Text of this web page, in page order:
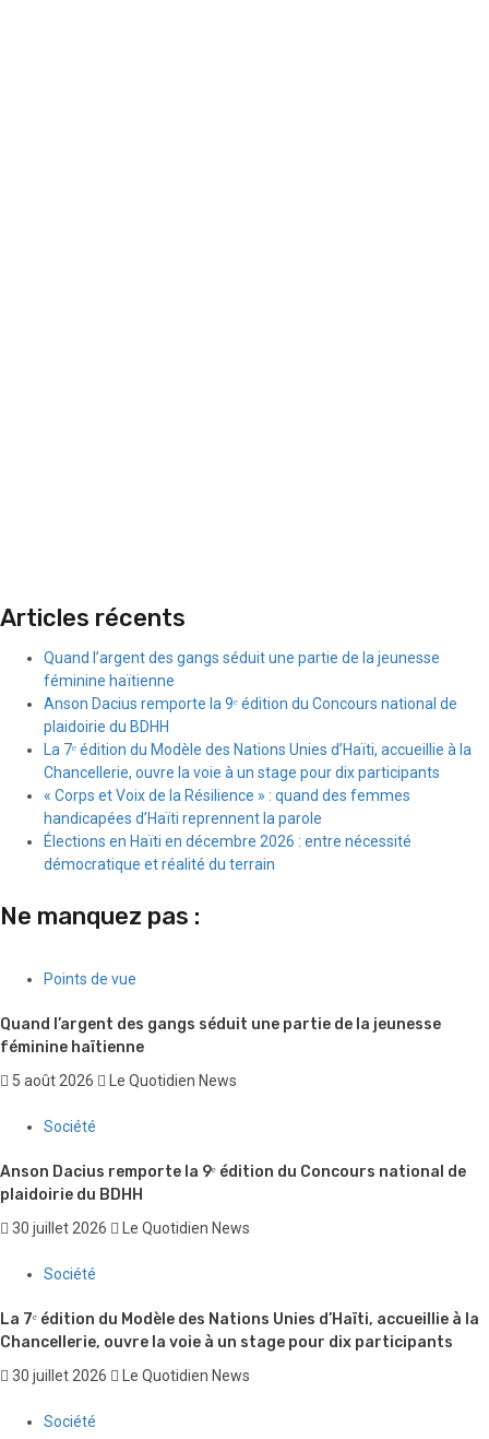
Articles récents
Quand l’argent des gangs séduit une partie de la jeunesse
féminine haïtienne
Anson Dacius remporte la 9ᵉ édition du Concours national de
plaidoirie du BDHH
La 7ᵉ édition du Modèle des Nations Unies d’Haïti, accueillie à la
Chancellerie, ouvre la voie à un stage pour dix participants
« Corps et Voix de la Résilience » : quand des femmes
handicapées d’Haïti reprennent la parole
Élections en Haïti en décembre 2026 : entre nécessité
démocratique et réalité du terrain
Ne manquez pas :
Points de vue
Quand l’argent des gangs séduit une partie de la jeunesse
féminine haïtienne
5 août 2026 Le Quotidien News
Société
Anson Dacius remporte la 9ᵉ édition du Concours national de
plaidoirie du BDHH
30 juillet 2026 Le Quotidien News
Société
La 7ᵉ édition du Modèle des Nations Unies d’Haïti, accueillie à la
Chancellerie, ouvre la voie à un stage pour dix participants
30 juillet 2026 Le Quotidien News
Société